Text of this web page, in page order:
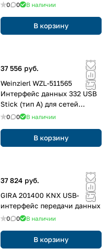
0 0 В наличии
В корзину
37 556 руб.
Weinzierl WZL-511565
Интерфейс данных 332 USB
Stick (тип A) для сетей
KNX/EIB
0 0 В наличии
В корзину
37 824 руб.
GIRA 201400 KNX USB-
интерфейс передачи данных
0 0 В наличии
В корзину